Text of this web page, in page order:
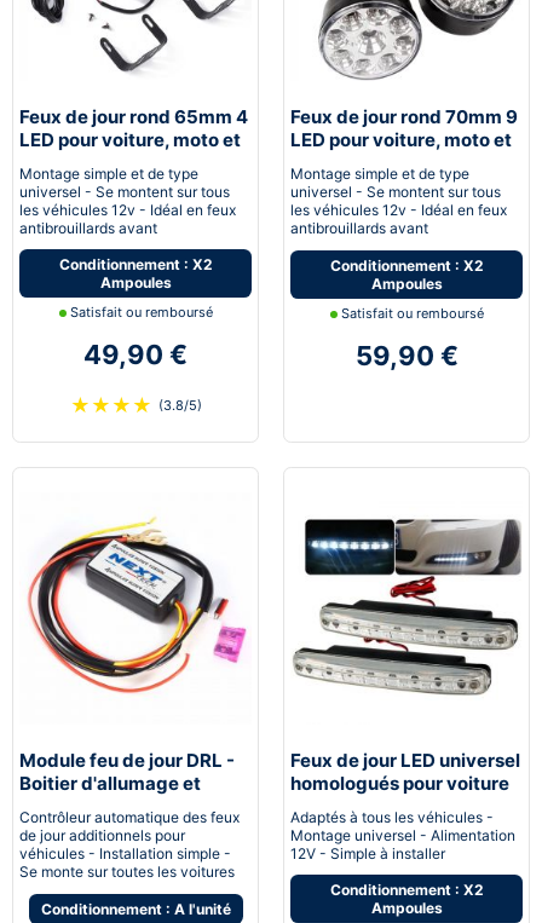
Feux de jour rond 65mm 4
LED pour voiture, moto et
Montage simple et de type
universel - Se montent sur tous
les véhicules 12v - Idéal en feux
antibrouillards avant
Conditionnement : X2
Ampoules
Satisfait ou remboursé
49,90 €
★ ★ ★ ★ (3.8/5)
Feux de jour rond 70mm 9
LED pour voiture, moto et
Montage simple et de type
universel - Se montent sur tous
les véhicules 12v - Idéal en feux
antibrouillards avant
Conditionnement : X2
Ampoules
Satisfait ou remboursé
59,90 €
Module feu de jour DRL -
Boitier d'allumage et
extinction automatique
pour feux de jour Led
Contrôleur automatique des feux
de jour additionnels pour
véhicules - Installation simple -
Se monte sur toutes les voitures
Conditionnement : A l'unité
Feux de jour LED universel
homologués pour voiture
moto quad
Adaptés à tous les véhicules -
Montage universel - Alimentation
12V - Simple à installer
Conditionnement : X2
Ampoules